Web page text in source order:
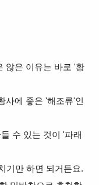
않은 이유는 바로 '황
사에 좋은 '해조류'인
수 있는 것이 '파래
기만 하면 되거든요.